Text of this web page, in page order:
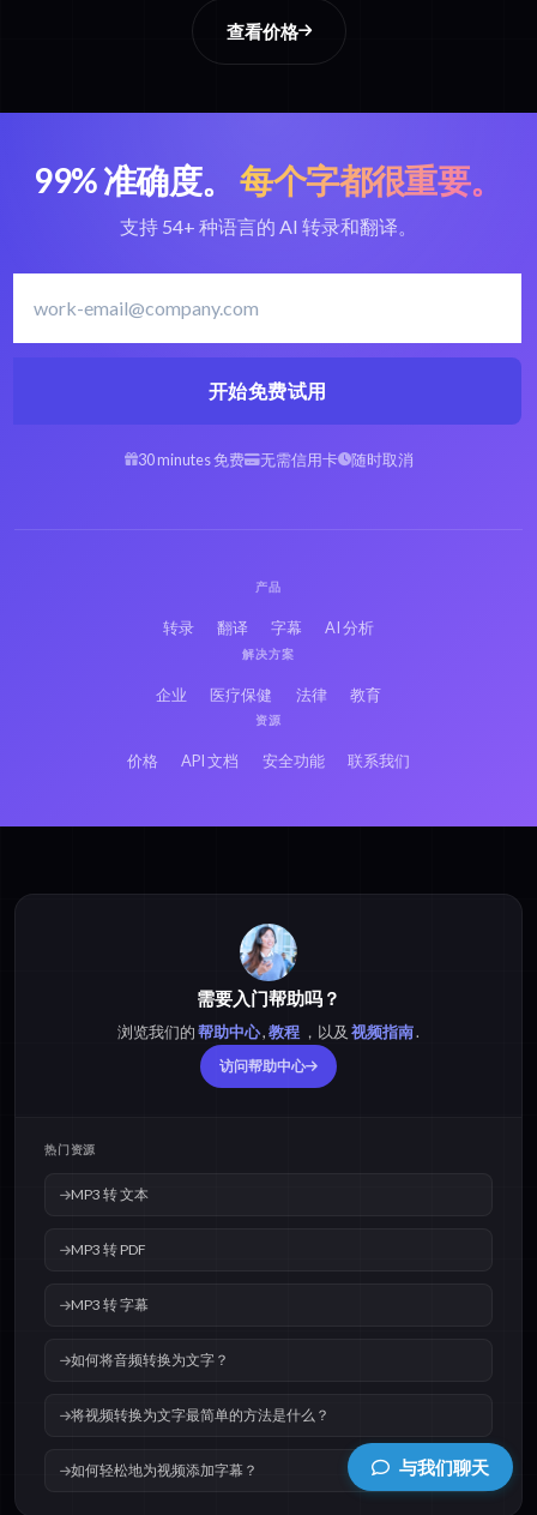
查看价格
99% 准确度。 每个字都很重要。
支持 54+ 种语言的 AI 转录和翻译。
开始免费试用
30 minutes 免费 无需信用卡 随时取消
产品
转录 翻译 字幕 AI 分析
解决方案
企业 医疗保健 法律 教育
资源
价格 API 文档 安全功能 联系我们
需要入门帮助吗？
浏览我们的帮助中心,教程 ，以及 视频指南.
访问帮助中心
热门资源
MP3 转 文本
MP3 转 PDF
MP3 转 字幕
如何将音频转换为文字？
将视频转换为文字最简单的方法是什么？
如何轻松地为视频添加字幕？ 与我们聊天